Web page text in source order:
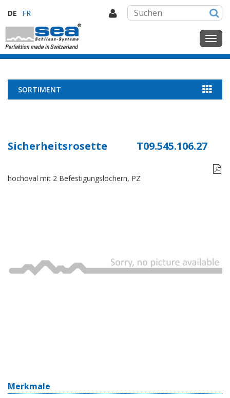
DE FR
SORTIMENT
Sicherheitsrosette T09.545.106.27

hochoval mit 2 Befestigungslöchern, PZ
Merkmale